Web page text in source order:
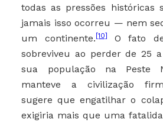
todas as pressões históricas
jamais isso ocorreu — nem
um continente. [10]
O fato
sobreviveu ao perder de 25
sua população na Peste
manteve a civilização
sugere que engatilhar o
exigiria mais que uma